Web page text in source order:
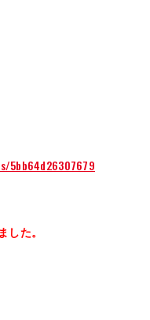
5bb64d26307679
た。